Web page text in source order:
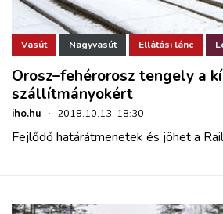
Vasút Nagyvasút Ellátási lánc
Orosz–fehérorosz tengely a
szállítmányokért
iho.hu · 2018.10.13. 18:30
Fejlődő határátmenetek és jöhet a